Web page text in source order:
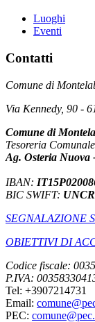
Luoghi
Eventi
Contatti
Comune di
Via Kennedy, 90 -
Comune di
Tesoreria
Ag. Osteria Nuova
IBAN:
BIC SWIFT:
SEGNALAZIONE
OBIETTIVI DI
Codice fiscale:
P.IVA:
Tel: +3907214731
Email:
PEC: